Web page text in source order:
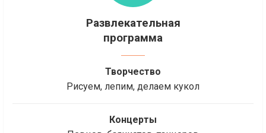
Развлекательная
программа
Творчество
Рисуем, лепим, делаем кукол
Концерты